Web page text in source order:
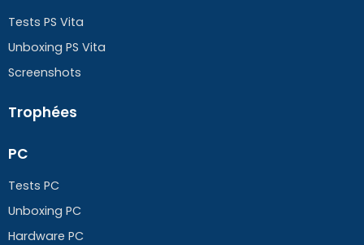
Tests PS Vita
Unboxing PS Vita
Screenshots
Trophées
PC
Tests PC
Unboxing PC
Hardware PC